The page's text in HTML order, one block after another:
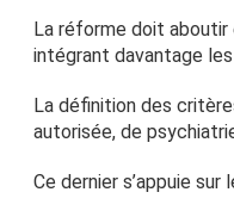
La réforme doit
intégrant davantage
La définition des
autorisée, de
Ce dernier s’appuie sur